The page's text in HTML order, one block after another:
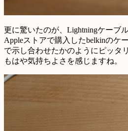
更に驚いたのが、Lightningケーブル
Appleストアで購入したbelkinのケ
で示し合わせたかのようにピッタ
もはや気持ちよさを感じますね。